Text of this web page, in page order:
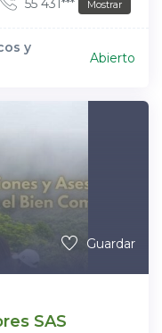
55 431*** Mostrar
y
Abierto
Guardar
SAS